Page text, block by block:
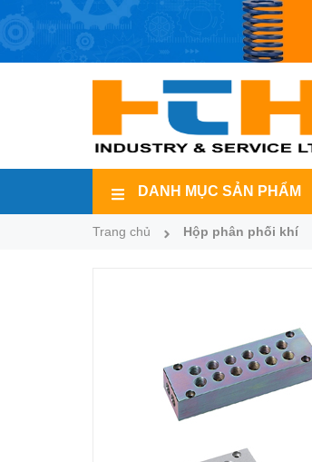
DANH MỤC SẢN PHẨM
Trang chủ Hộp phân phối khí